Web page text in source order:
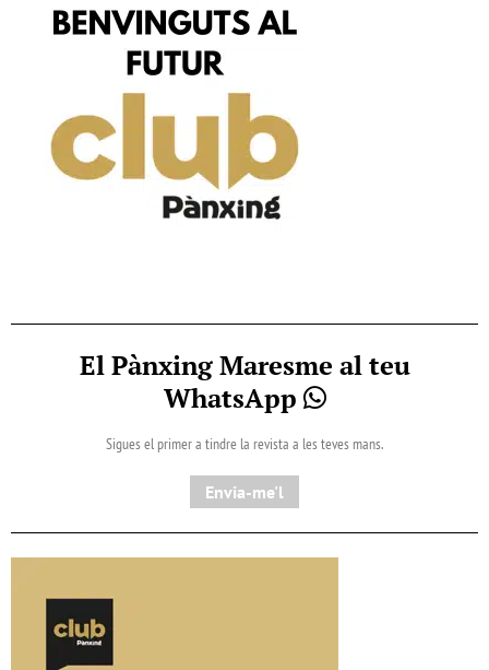
El Pànxing Maresme al teu
WhatsApp
Sigues el primer a tindre la revista a les teves mans.
Envia-me'l